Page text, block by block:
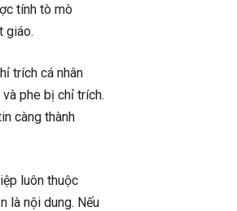
tính tò mò
giáo.
trích cá nhân
phe bị chỉ trích.
càng thành
luôn thuộc
là nội dung. Nếu